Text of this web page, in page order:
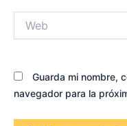
Guarda mi nombre,
navegador para la